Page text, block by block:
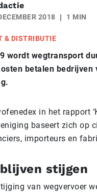
2018 1 MIN
& DISTRIBUTIE
wordt wegtransport
betalen bedrijven
in het rapport
baseert zich op
importeurs en
stijgen
van wegvervoer